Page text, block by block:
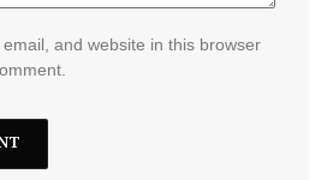
and website in this browser